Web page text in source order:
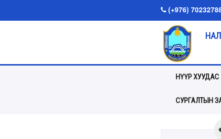
(+976)
НҮҮР ХУУДАС
СУРГАЛТЫН